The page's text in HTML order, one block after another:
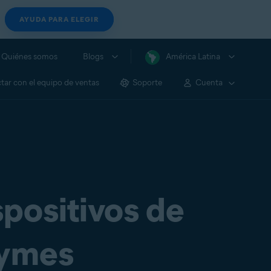
AYUDA PARA ELEGIR
Quiénes somos Blogs América Latina
con el equipo de ventas Soporte Cuenta
de